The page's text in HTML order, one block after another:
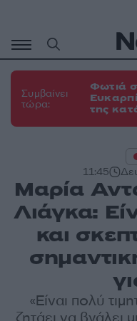
περιεχόμενο
Συμβαίνει
τώρα:
Φωτιά
της
11:45
Μαρία
Λιάγκα:
και
«Είναι πολύ